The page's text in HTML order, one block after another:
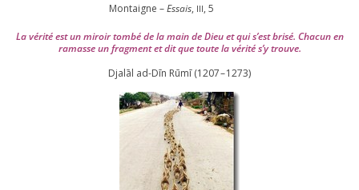
Montaigne –Essais, III, 5
La véri­té est un miroir tom­bé de la main de Dieu et qui s’est bri­sé. Chacun en
ramasse un frag­ment et dit que toute la véri­té s’y trouve.
Djalāl ad-Dīn Rūmī (1207–1273)